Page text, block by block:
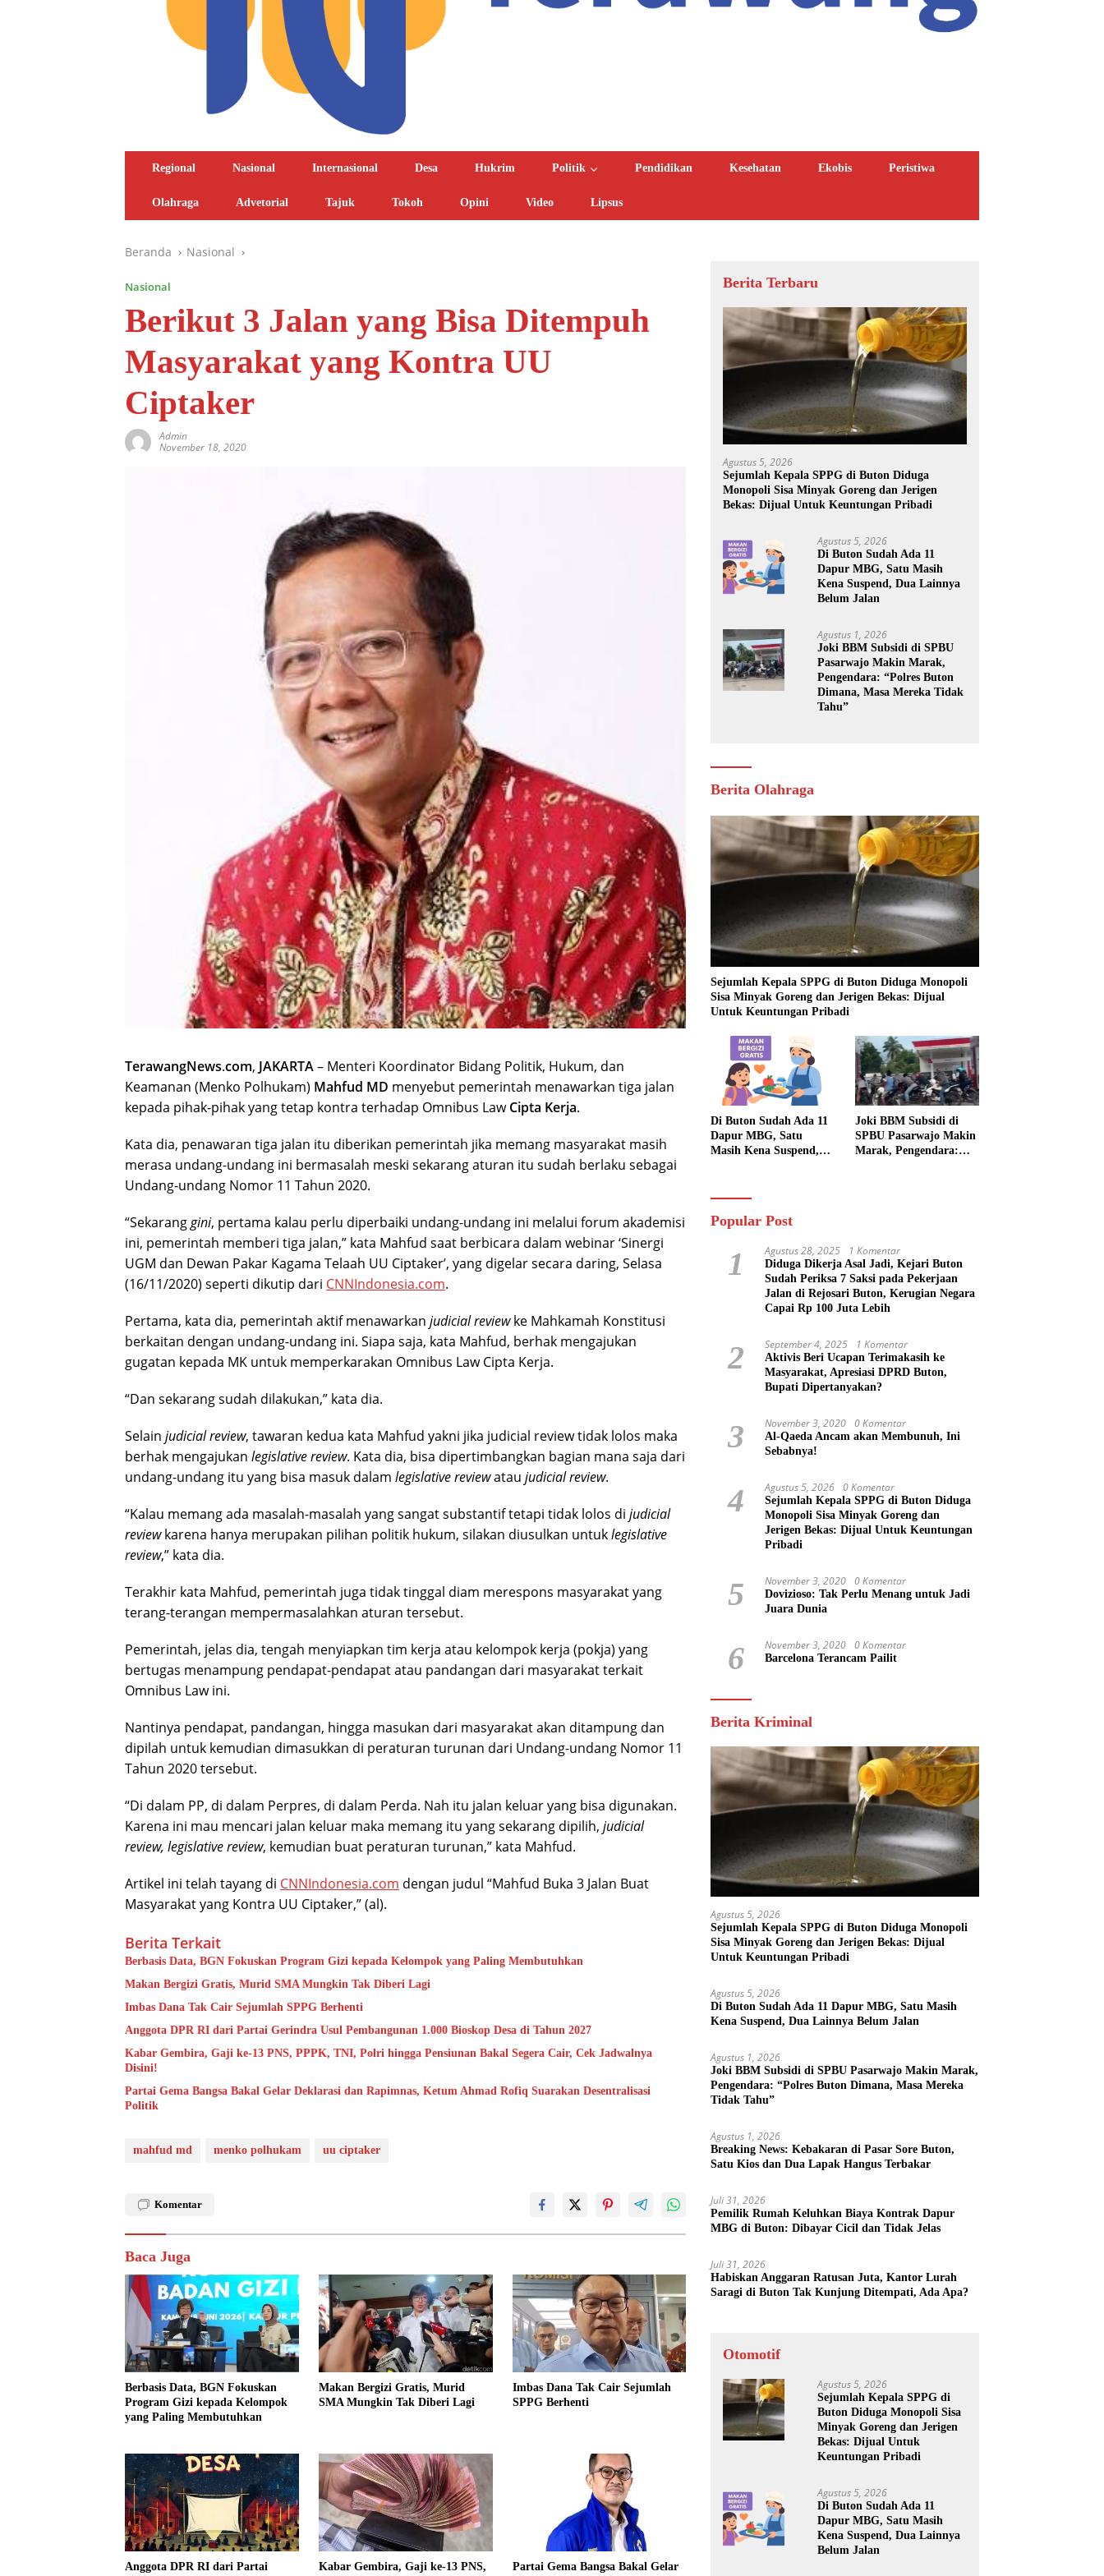
Regional Nasional Internasional Desa Hukrim Politik Pendidikan Kesehatan Ekobis Peristiwa
Olahraga Advetorial Tajuk Tokoh Opini Video Lipsus
Beranda Nasional
Nasional
Berikut 3 Jalan yang Bisa Ditempuh
Masyarakat yang Kontra UU
Ciptaker
Admin
November 18, 2020
TerawangNews.com, JAKARTA– Menteri Koordinator Bidang Politik, Hukum, dan
Keamanan (Menko Polhukam) Mahfud MD menyebut pemerintah menawarkan tiga jalan
kepada pihak-pihak yang tetap kontra terhadap Omnibus LawCipta Kerja.
Kata dia, penawaran tiga jalan itu diberikan pemerintah jika memang masyarakat masih
merasa undang-undang ini bermasalah meski sekarang aturan itu sudah berlaku sebagai
Undang-undang Nomor 11 Tahun 2020.
“Sekaranggini, pertama kalau perlu diperbaiki undang-undang ini melalui forum akademisi
ini, pemerintah memberi tiga jalan,” kata Mahfud saat berbicara dalam webinar ‘Sinergi
UGM dan Dewan Pakar Kagama Telaah UU Ciptaker’, yang digelar secara daring, Selasa
(16/11/2020) seperti dikutip dari CNNIndonesia.com.
Pertama, kata dia, pemerintah aktif menawarkan judicial reviewke Mahkamah Konstitusi
berkaitan dengan undang-undang ini. Siapa saja, kata Mahfud, berhak mengajukan
gugatan kepada MK untuk memperkarakan Omnibus Law Cipta Kerja.
“Dan sekarang sudah dilakukan,” kata dia.
Selain judicial review, tawaran kedua kata Mahfud yakni jika judicial review tidak lolos maka
berhak mengajukan legislative review. Kata dia, bisa dipertimbangkan bagian mana saja dari
undang-undang itu yang bisa masuk dalam legislative reviewatau judicial review.
“Kalau memang ada masalah-masalah yang sangat substantif tetapi tidak lolos di judicial
reviewkarena hanya merupakan pilihan politik hukum, silakan diusulkan untuklegislative
review,” kata dia.
Terakhir kata Mahfud, pemerintah juga tidak tinggal diam merespons masyarakat yang
terang-terangan mempermasalahkan aturan tersebut.
Pemerintah, jelas dia, tengah menyiapkan tim kerja atau kelompok kerja (pokja) yang
bertugas menampung pendapat-pendapat atau pandangan dari masyarakat terkait
Omnibus Law ini.
Nantinya pendapat, pandangan, hingga masukan dari masyarakat akan ditampung dan
dipilah untuk kemudian dimasukkan di peraturan turunan dari Undang-undang Nomor 11
Tahun 2020 tersebut.
“Di dalam PP, di dalam Perpres, di dalam Perda. Nah itu jalan keluar yang bisa digunakan.
Karena ini mau mencari jalan keluar maka memang itu yang sekarang dipilih, judicial
review, legislative review, kemudian buat peraturan turunan,” kata Mahfud.
Artikel ini telah tayang di CNNIndonesia.com dengan judul “Mahfud Buka 3 Jalan Buat
Masyarakat yang Kontra UU Ciptaker,” (al).
Berita Terkait
Berbasis Data, BGN Fokuskan Program Gizi kepada Kelompok yang Paling Membutuhkan
Makan Bergizi Gratis, Murid SMA Mungkin Tak Diberi Lagi
Imbas Dana Tak Cair Sejumlah SPPG Berhenti
Anggota DPR RI dari Partai Gerindra Usul Pembangunan 1.000 Bioskop Desa di Tahun 2027
Kabar Gembira, Gaji ke-13 PNS, PPPK, TNI, Polri hingga Pensiunan Bakal Segera Cair, Cek Jadwalnya
Disini!
Partai Gema Bangsa Bakal Gelar Deklarasi dan Rapimnas, Ketum Ahmad Rofiq Suarakan Desentralisasi
Politik
mahfud md menko polhukam uu ciptaker
Komentar
Baca Juga
Berbasis Data, BGN Fokuskan
Program Gizi kepada Kelompok
yang Paling Membutuhkan
Makan Bergizi Gratis, Murid
SMA Mungkin Tak Diberi Lagi
Imbas Dana Tak Cair Sejumlah
SPPG Berhenti
Anggota DPR RI dari Partai
Kabar Gembira, Gaji ke-13 PNS,
Partai Gema Bangsa Bakal Gelar
Berita Terbaru
Agustus 5, 2026
Sejumlah Kepala SPPG di Buton Diduga
Monopoli Sisa Minyak Goreng dan Jerigen
Bekas: Dijual Untuk Keuntungan Pribadi
Agustus 5, 2026
Di Buton Sudah Ada 11
Dapur MBG, Satu Masih
Kena Suspend, Dua Lainnya
Belum Jalan
Agustus 1, 2026
Joki BBM Subsidi di SPBU
Pasarwajo Makin Marak,
Pengendara: “Polres Buton
Dimana, Masa Mereka Tidak
Tahu”
Berita Olahraga
Sejumlah Kepala SPPG di Buton Diduga Monopoli
Sisa Minyak Goreng dan Jerigen Bekas: Dijual
Untuk Keuntungan Pribadi
Di Buton Sudah Ada 11
Dapur MBG, Satu
Masih Kena Suspend,
Joki BBM Subsidi di
SPBU Pasarwajo Makin
Marak, Pengendara:
Popular Post
1 Agustus 28, 2025 1 Komentar
Diduga Dikerja Asal Jadi, Kejari Buton
Sudah Periksa 7 Saksi pada Pekerjaan
Jalan di Rejosari Buton, Kerugian Negara
Capai Rp 100 Juta Lebih
2 September 4, 2025 1 Komentar
Aktivis Beri Ucapan Terimakasih ke
Masyarakat, Apresiasi DPRD Buton,
Bupati Dipertanyakan?
3 November 3, 2020 0 Komentar
Al-Qaeda Ancam akan Membunuh, Ini
Sebabnya!
4 Agustus 5, 2026 0 Komentar
Sejumlah Kepala SPPG di Buton Diduga
Monopoli Sisa Minyak Goreng dan
Jerigen Bekas: Dijual Untuk Keuntungan
Pribadi
5 November 3, 2020 0 Komentar
Dovizioso: Tak Perlu Menang untuk Jadi
Juara Dunia
6 November 3, 2020 0 Komentar
Barcelona Terancam Pailit
Berita Kriminal
Agustus 5, 2026
Sejumlah Kepala SPPG di Buton Diduga Monopoli
Sisa Minyak Goreng dan Jerigen Bekas: Dijual
Untuk Keuntungan Pribadi
Agustus 5, 2026
Di Buton Sudah Ada 11 Dapur MBG, Satu Masih
Kena Suspend, Dua Lainnya Belum Jalan
Agustus 1, 2026
Joki BBM Subsidi di SPBU Pasarwajo Makin Marak,
Pengendara: “Polres Buton Dimana, Masa Mereka
Tidak Tahu”
Agustus 1, 2026
Breaking News: Kebakaran di Pasar Sore Buton,
Satu Kios dan Dua Lapak Hangus Terbakar
Juli 31, 2026
Pemilik Rumah Keluhkan Biaya Kontrak Dapur
MBG di Buton: Dibayar Cicil dan Tidak Jelas
Juli 31, 2026
Habiskan Anggaran Ratusan Juta, Kantor Lurah
Saragi di Buton Tak Kunjung Ditempati, Ada Apa?
Otomotif
Agustus 5, 2026
Sejumlah Kepala SPPG di
Buton Diduga Monopoli Sisa
Minyak Goreng dan Jerigen
Bekas: Dijual Untuk
Keuntungan Pribadi
Agustus 5, 2026
Di Buton Sudah Ada 11
Dapur MBG, Satu Masih
Kena Suspend, Dua Lainnya
Belum Jalan